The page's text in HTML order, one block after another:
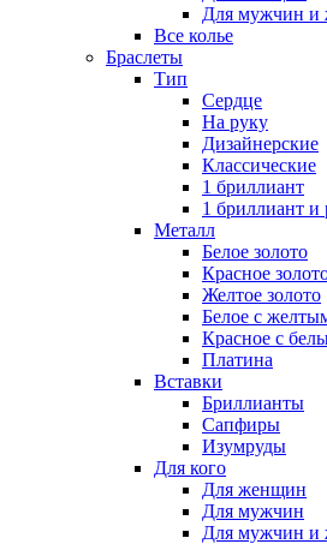
Для мужчин и
Все колье
Браслеты
Тип
Сердце
На руку
Дизайнерские
Классические
1 бриллиант
1 бриллиант и
Металл
Белое золото
Красное
Желтое золото
Белое с
Красное с
Платина
Вставки
Бриллианты
Сапфиры
Изумруды
Для кого
Для женщин
Для мужчин
Для мужчин и